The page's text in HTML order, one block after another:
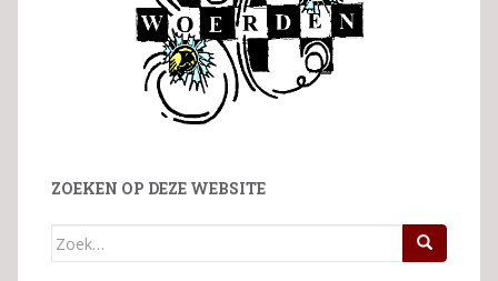
ZOEKEN OP DEZE WEBSITE
Zoek